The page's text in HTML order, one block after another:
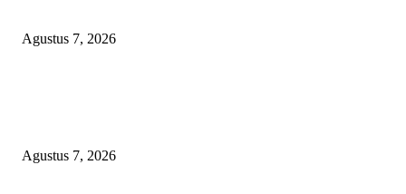
Agustus 7, 2026
Agustus 7, 2026